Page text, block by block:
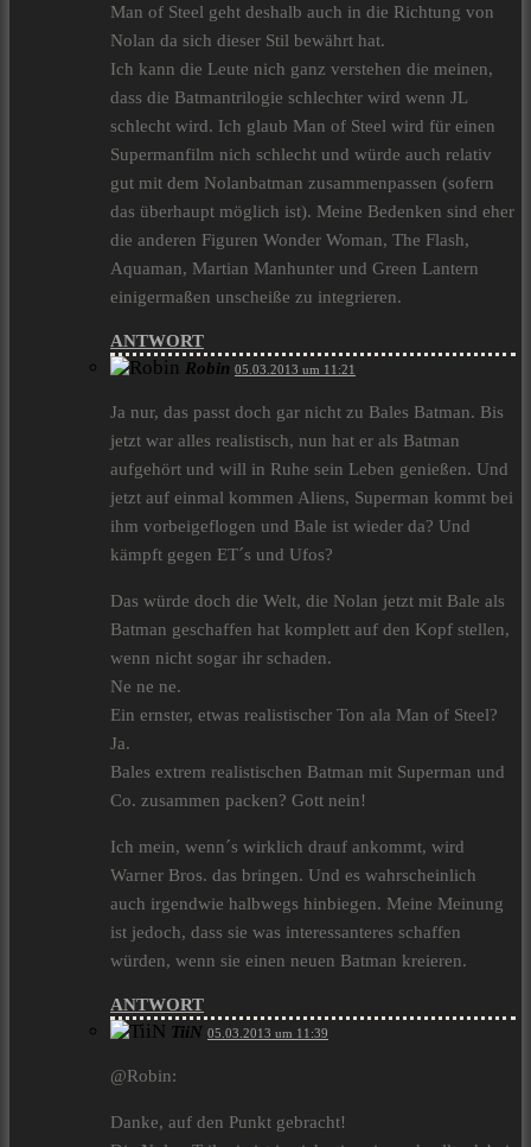
Man of Steel geht deshalb auch in die Richtung von
Nolan da sich dieser Stil bewährt hat.
Ich kann die Leute nich ganz verstehen die meinen,
dass die Batmantrilogie schlechter wird wenn JL
schlecht wird. Ich glaub Man of Steel wird für einen
Supermanfilm nich schlecht und würde auch relativ
gut mit dem Nolanbatman zusammenpassen (sofern
das überhaupt möglich ist). Meine Bedenken sind eher
die anderen Figuren Wonder Woman, The Flash,
Aquaman, Martian Manhunter und Green Lantern
einigermaßen unscheiße zu integrieren.
ANTWORT
Robin 05.03.2013 um 11:21
Ja nur, das passt doch gar nicht zu Bales Batman. Bis
jetzt war alles realistisch, nun hat er als Batman
aufgehört und will in Ruhe sein Leben genießen. Und
jetzt auf einmal kommen Aliens, Superman kommt bei
ihm vorbeigeflogen und Bale ist wieder da? Und
kämpft gegen ET´s und Ufos?
Das würde doch die Welt, die Nolan jetzt mit Bale als
Batman geschaffen hat komplett auf den Kopf stellen,
wenn nicht sogar ihr schaden.
Ne ne ne.
Ein ernster, etwas realistischer Ton ala Man of Steel?
Ja.
Bales extrem realistischen Batman mit Superman und
Co. zusammen packen? Gott nein!
Ich mein, wenn´s wirklich drauf ankommt, wird
Warner Bros. das bringen. Und es wahrscheinlich
auch irgendwie halbwegs hinbiegen. Meine Meinung
ist jedoch, dass sie was interessanteres schaffen
würden, wenn sie einen neuen Batman kreieren.
ANTWORT
TiiN 05.03.2013 um 11:39
@Robin:
Danke, auf den Punkt gebracht!